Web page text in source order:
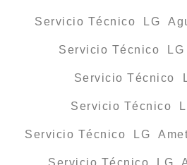
Servicio Técnico LG
Servicio Técnico
Servicio Técnico
Servicio Técnico
Servicio Técnico LG